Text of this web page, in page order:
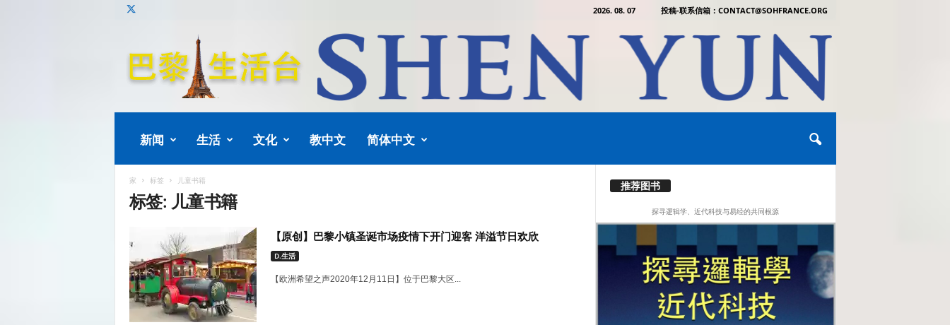
2026. 08. 07 投稿-联系信箱：CONTACT@SOHFRANCE.ORG
新闻 生活 文化 教中文 简体中文
家 标签 儿童书籍
标签: 儿童书籍
【原创】巴黎小镇圣诞市场疫情下开门迎客 洋溢节日欢欣
D.生活
【欧洲希望之声2020年12月11日】位于巴黎大区...
推荐图书
探寻逻辑学、近代科技与易经的共同根源